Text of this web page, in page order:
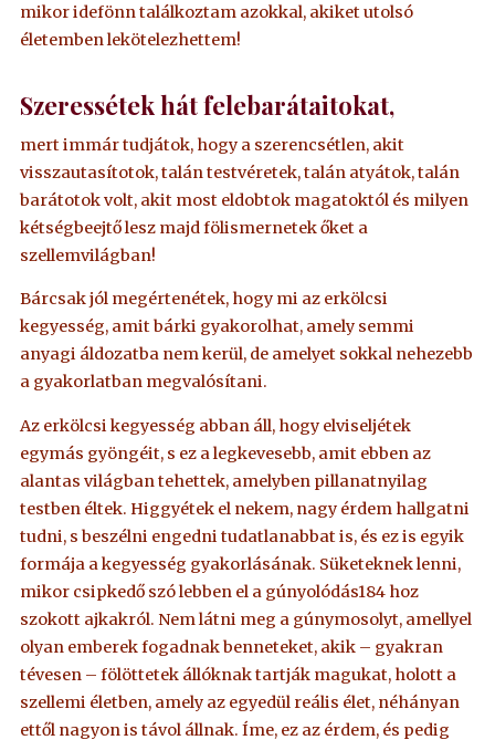
mikor idefönn találkoztam azokkal, akiket utolsó
életemben lekötelezhettem!
Szeressétek hát felebarátaitokat,
mert immár tudjátok, hogy a szerencsétlen, akit
visszautasítotok, talán testvéretek, talán atyátok, talán
barátotok volt, akit most eldobtok magatoktól és milyen
kétségbeejtő lesz majd fölismernetek őket a
szellemvilágban!
Bárcsak jól megértenétek, hogy mi az erkölcsi
kegyesség, amit bárki gyakorolhat, amely semmi
anyagi áldozatba nem kerül, de amelyet sokkal nehezebb
a gyakorlatban megvalósítani.
Az erkölcsi kegyesség abban áll, hogy elviseljétek
egymás gyöngéit, s ez a legkevesebb, amit ebben az
alantas világban tehettek, amelyben pillanatnyilag
testben éltek. Higgyétek el nekem, nagy érdem hallgatni
tudni, s beszélni engedni tudatlanabbat is, és ez is egyik
formája a kegyesség gyakorlásának. Süketeknek lenni,
mikor csipkedő szó lebben el a gúnyolódás184 hoz
szokott ajkakról. Nem látni meg a gúnymosolyt, amellyel
olyan emberek fogadnak benneteket, akik – gyakran
tévesen – fölöttetek állóknak tartják magukat, holott a
szellemi életben, amely az egyedül reális élet, néhányan
ettől nagyon is távol állnak. Íme, ez az érdem, és pedig